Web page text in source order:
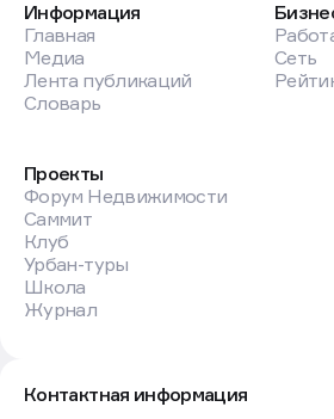
Информация
Главная
Медиа
Лента публикаций
Проекты
Форум Недвижимости
Саммит
Клуб
Урбан-туры
Школа